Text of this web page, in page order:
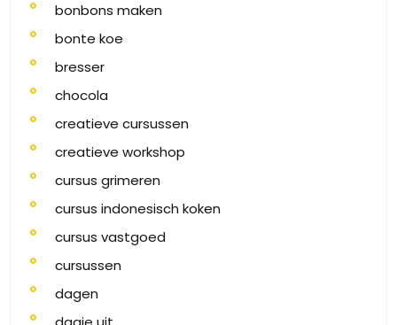
bonbons maken
bonte koe
bresser
chocola
creatieve cursussen
creatieve workshop
cursus grimeren
cursus indonesisch koken
cursus vastgoed
cursussen
dagen